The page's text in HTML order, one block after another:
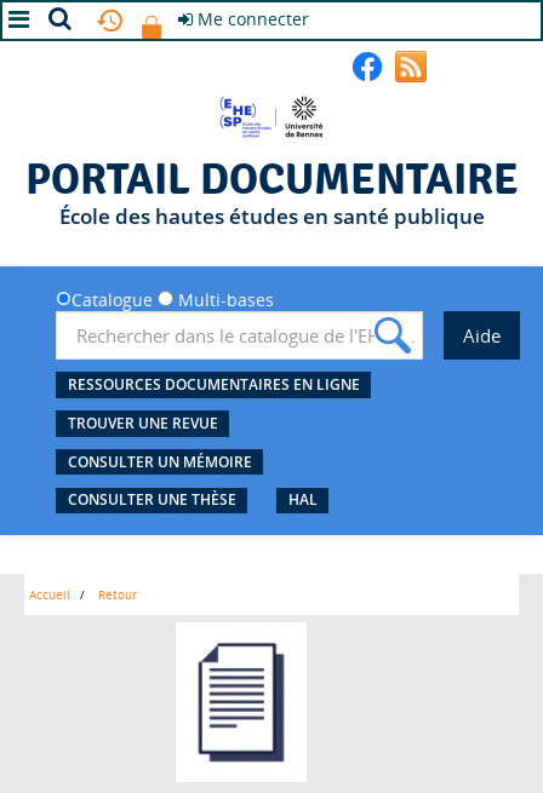
Me connecter
PORTAIL DOCUMENTAIRE
École des hautes études en santé publique
Catalogue Multi-bases
RESSOURCES DOCUMENTAIRES EN LIGNE
TROUVER UNE REVUE
CONSULTER UN MÉMOIRE
CONSULTER UNE THÈSE
HAL
Accueil Retour